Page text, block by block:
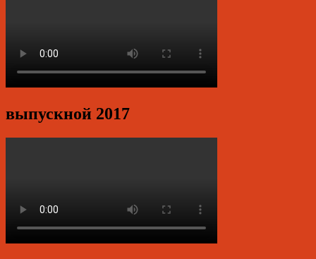
выпускной 2017